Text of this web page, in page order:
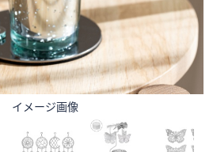
イメージ画像